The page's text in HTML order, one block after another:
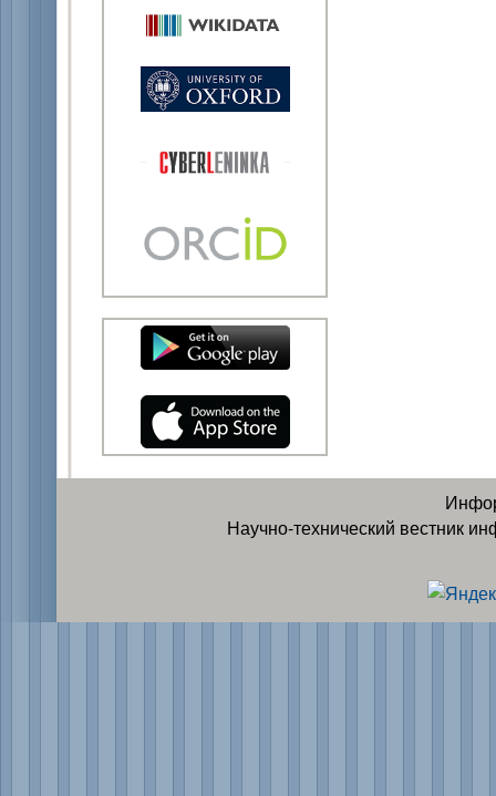
Научно-технический вестник